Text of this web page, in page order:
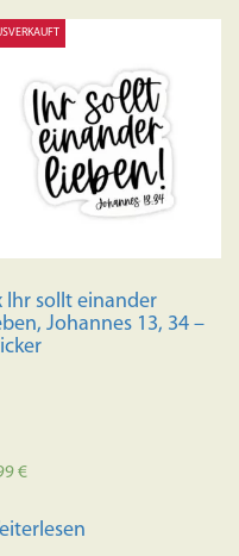
Ihr sollt einander
Johannes 13, 34 –
€